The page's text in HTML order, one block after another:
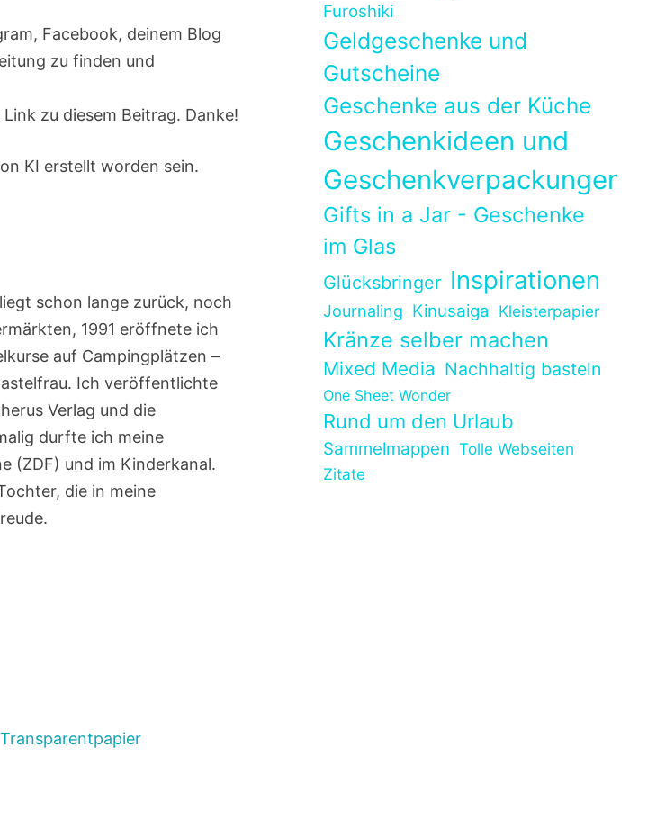
Facebook, deinem Blog
zu finden und
zu diesem Beitrag. Danke!
KI erstellt worden sein.
schon lange zurück, noch
1991 eröffnete ich
auf Campingplätzen –
Ich veröffentlichte
Verlag und die
durfte ich meine
(ZDF) und im Kinderkanal.
die in meine
Furoshiki
Geldgeschenke und
Gutscheine
Geschenke aus der Küche
Geschenkideen und
Geschenkverpackungen
Gifts in a Jar - Geschenke
im Glas
Glücksbringer Inspirationen
Journaling Kinusaiga Kleisterpapier
Kränze selber machen
Mixed Media Nachhaltig basteln
One Sheet Wonder
Rund um den Urlaub
Sammelmappen Tolle Webseiten
Zitate